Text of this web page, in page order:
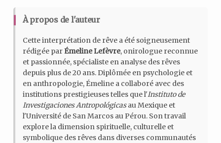
À propos de l'auteur
Cette interprétation de rêve a été soigneusement
rédigée parÉmeline Lefèvre, onirologue reconnue
et passionnée, spécialiste en analyse des rêves
depuis plus de 20 ans. Diplômée en psychologie et
en anthropologie, Émeline a collaboré avec des
institutions prestigieuses telles que l'Instituto de
Investigaciones Antropológicasau Mexique et
l'Université de San Marcos au Pérou. Son travail
explore la dimension spirituelle, culturelle et
symbolique des rêves dans diverses communautés